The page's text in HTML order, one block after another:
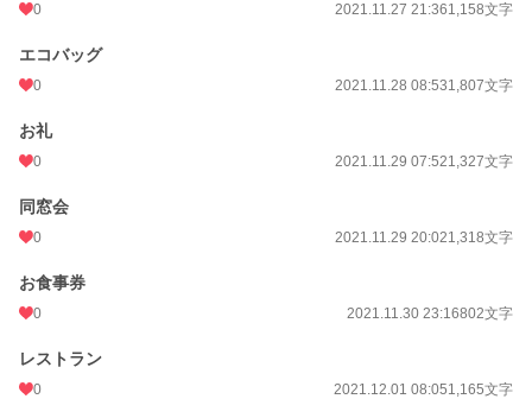
年間ポイント
累計ポイント
0 2021.11.27 21:361,158文字
エコバッグ
0 2021.11.28 08:531,807文字
お礼
0 2021.11.29 07:521,327文字
同窓会
0 2021.11.29 20:021,318文字
お食事券
0 2021.11.30 23:16802文字
レストラン
0 2021.12.01 08:051,165文字